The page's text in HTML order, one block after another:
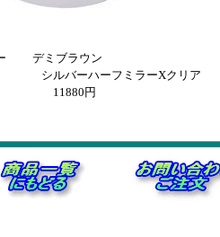
ー デミブラウン
ー シルバーハーフミラーXクリア
円